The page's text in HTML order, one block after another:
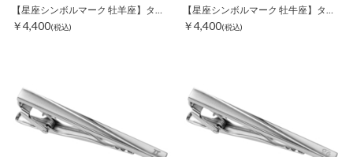
【星座シンボルマーク 牡羊座】タイピン
￥4,400(税込)
【星座シンボルマーク 牡牛座】タイピン
￥4,400(税込)